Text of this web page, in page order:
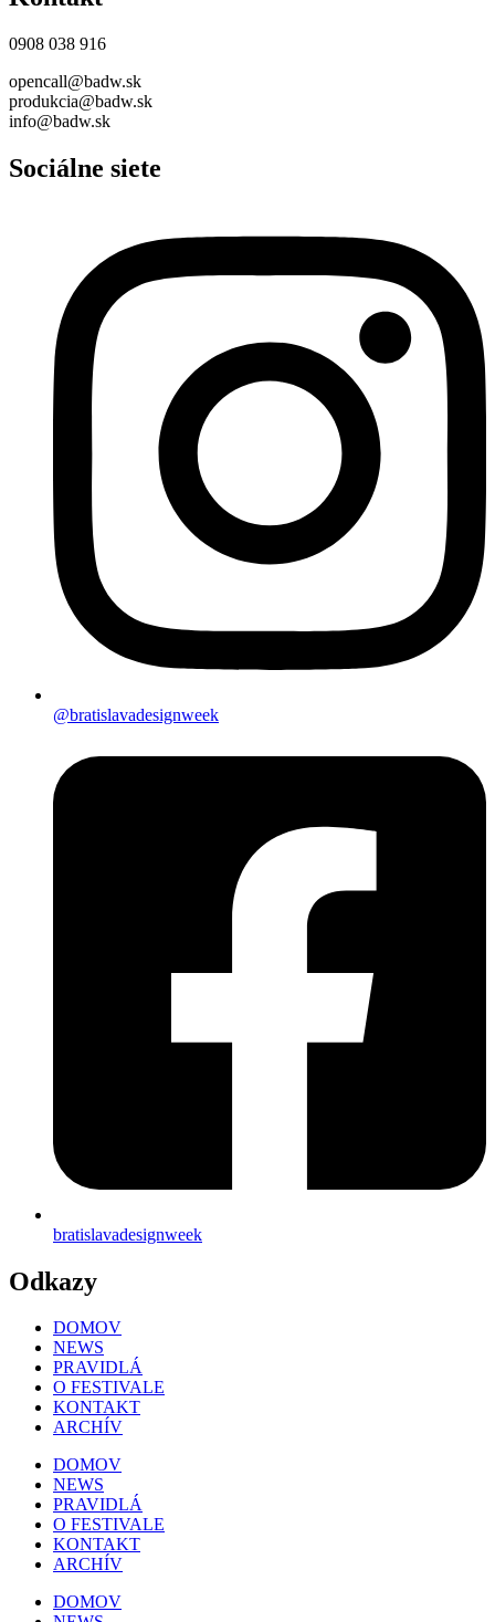
0908 038 916
opencall@badw.sk
produkcia@badw.sk
info@badw.sk
Sociálne siete
@bratislavadesignweek
bratislavadesignweek
Odkazy
DOMOV
NEWS
PRAVIDLÁ
O FESTIVALE
KONTAKT
ARCHÍV
DOMOV
NEWS
PRAVIDLÁ
O FESTIVALE
KONTAKT
ARCHÍV
DOMOV